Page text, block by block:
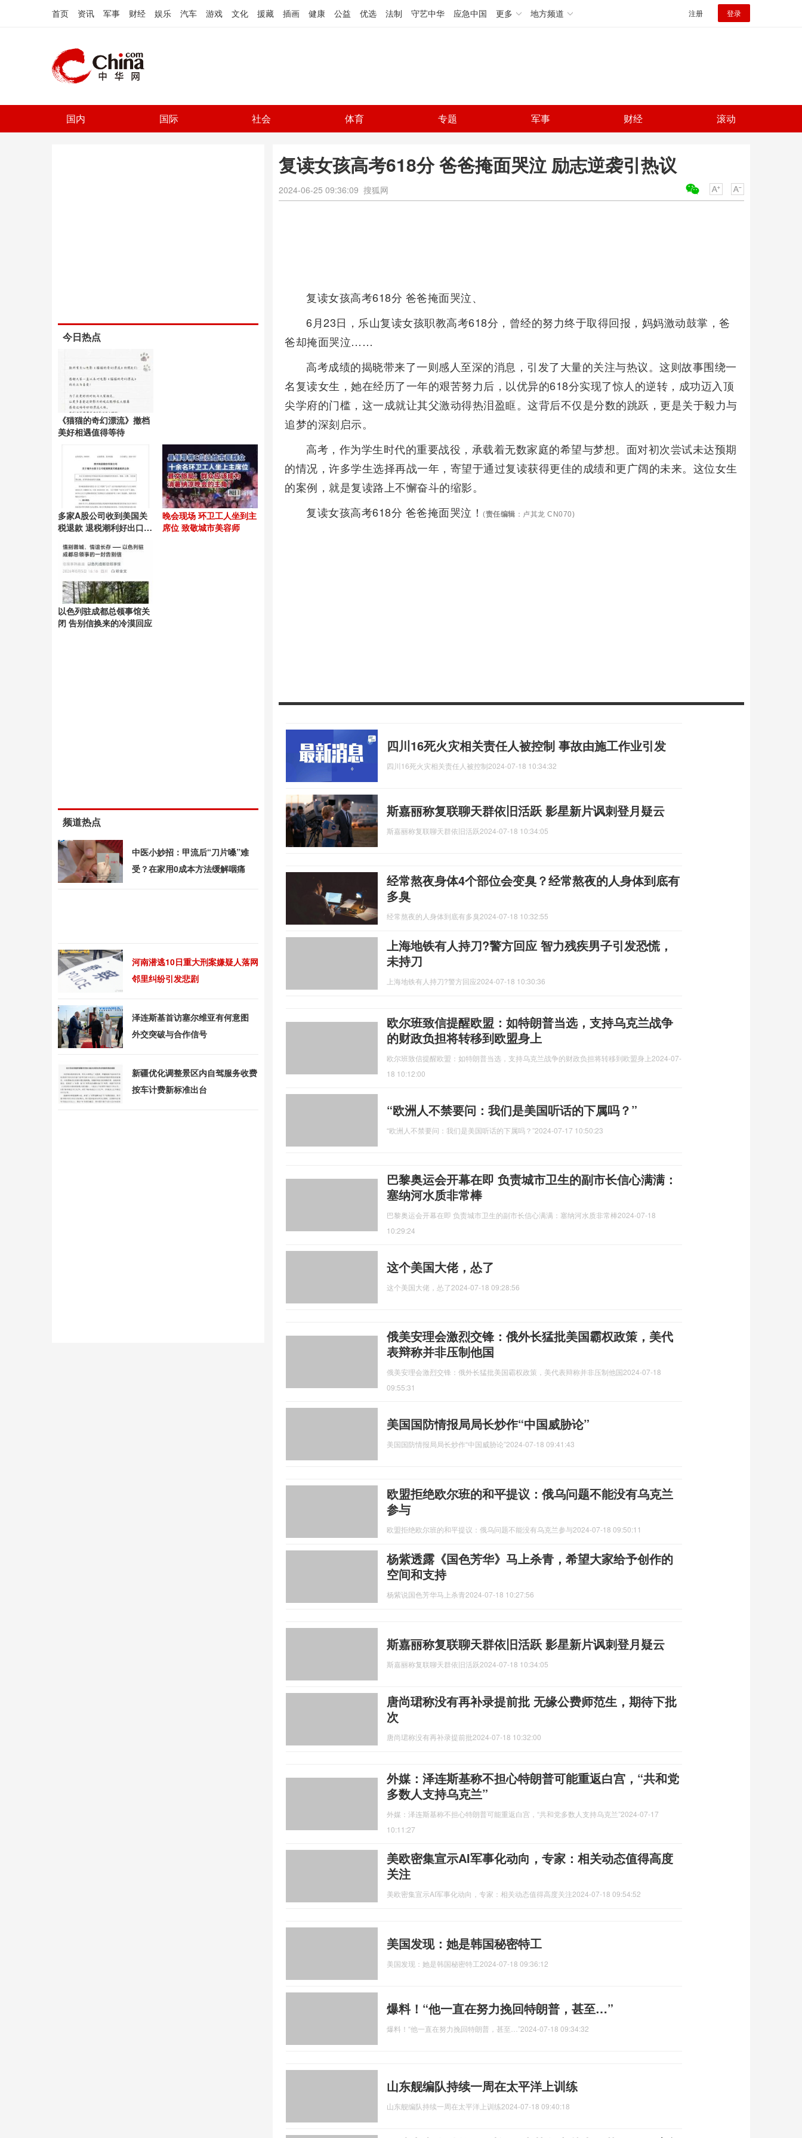
首页 资讯 军事 财经 娱乐 汽车 游戏 文化 援藏 插画 健康 公益 优选 法制 守艺中华 应急中国 更多 地方频道 注册 登录
国内 国际 社会 体育 专题 军事 财经 滚动
复读女孩高考618分 爸爸掩面哭泣 励志逆袭引热议
2024-06-25 09:36:09 搜狐网
复读女孩高考618分 爸爸掩面哭泣、
6月23日，乐山复读女孩职教高考618分，曾经的努力终于取得回报，妈妈激动鼓掌，爸
爸却掩面哭泣……
高考成绩的揭晓带来了一则感人至深的消息，引发了大量的关注与热议。这则故事围绕一
名复读女生，她在经历了一年的艰苦努力后，以优异的618分实现了惊人的逆转，成功迈入顶
尖学府的门槛，这一成就让其父激动得热泪盈眶。这背后不仅是分数的跳跃，更是关于毅力与
追梦的深刻启示。
高考，作为学生时代的重要战役，承载着无数家庭的希望与梦想。面对初次尝试未达预期
的情况，许多学生选择再战一年，寄望于通过复读获得更佳的成绩和更广阔的未来。这位女生
的案例，就是复读路上不懈奋斗的缩影。
复读女孩高考618分 爸爸掩面哭泣！ (责任编辑 ：卢其龙 CN070)
四川16死火灾相关责任人被控制 事故由施工作业引发
四川16死火灾相关责任人被控制2024-07-18 10:34:32
斯嘉丽称复联聊天群依旧活跃 影星新片讽刺登月疑云
斯嘉丽称复联聊天群依旧活跃2024-07-18 10:34:05
经常熬夜身体4个部位会变臭？经常熬夜的人身体到底有
多臭
经常熬夜的人身体到底有多臭2024-07-18 10:32:55
上海地铁有人持刀?警方回应 智力残疾男子引发恐慌，
未持刀
上海地铁有人持刀?警方回应2024-07-18 10:30:36
欧尔班致信提醒欧盟：如特朗普当选，支持乌克兰战争
的财政负担将转移到欧盟身上
欧尔班致信提醒欧盟：如特朗普当选，支持乌克兰战争的财政负担将转移到欧盟身上2024-07-
18 10:12:00
“欧洲人不禁要问：我们是美国听话的下属吗？”
“欧洲人不禁要问：我们是美国听话的下属吗？”2024-07-17 10:50:23
巴黎奥运会开幕在即 负责城市卫生的副市长信心满满：
塞纳河水质非常棒
巴黎奥运会开幕在即 负责城市卫生的副市长信心满满：塞纳河水质非常棒2024-07-18
10:29:24
这个美国大佬，怂了
这个美国大佬，怂了2024-07-18 09:28:56
俄美安理会激烈交锋：俄外长猛批美国霸权政策，美代
表辩称并非压制他国
俄美安理会激烈交锋：俄外长猛批美国霸权政策，美代表辩称并非压制他国2024-07-18
09:55:31
美国国防情报局局长炒作“中国威胁论”
美国国防情报局局长炒作“中国威胁论”2024-07-18 09:41:43
欧盟拒绝欧尔班的和平提议：俄乌问题不能没有乌克兰
参与
欧盟拒绝欧尔班的和平提议：俄乌问题不能没有乌克兰参与2024-07-18 09:50:11
杨紫透露《国色芳华》马上杀青，希望大家给予创作的
空间和支持
杨紫说国色芳华马上杀青2024-07-18 10:27:56
斯嘉丽称复联聊天群依旧活跃 影星新片讽刺登月疑云
斯嘉丽称复联聊天群依旧活跃2024-07-18 10:34:05
唐尚珺称没有再补录提前批 无缘公费师范生，期待下批
次
唐尚珺称没有再补录提前批2024-07-18 10:32:00
外媒：泽连斯基称不担心特朗普可能重返白宫，“共和党
多数人支持乌克兰”
外媒：泽连斯基称不担心特朗普可能重返白宫，“共和党多数人支持乌克兰”2024-07-17
10:11:27
美欧密集宣示AI军事化动向，专家：相关动态值得高度
关注
美欧密集宣示AI军事化动向，专家：相关动态值得高度关注2024-07-18 09:54:52
美国发现：她是韩国秘密特工
美国发现：她是韩国秘密特工2024-07-18 09:36:12
爆料！“他一直在努力挽回特朗普，甚至…”
爆料！“他一直在努力挽回特朗普，甚至…”2024-07-18 09:34:32
山东舰编队持续一周在太平洋上训练
山东舰编队持续一周在太平洋上训练2024-07-18 09:40:18
今日热点
《猫猫的奇幻漂流》撤档
美好相遇值得等待
多家A股公司收到美国关
税退款 退税潮利好出口企
晚会现场 环卫工人坐到主
席位 致敬城市美容师
以色列驻成都总领事馆关
闭 告别信换来的冷漠回应
频道热点
中医小妙招：甲流后“刀片嗓”难
受？在家用0成本方法缓解咽痛
河南潜逃10日重大刑案嫌疑人落网
邻里纠纷引发悲剧
泽连斯基首访塞尔维亚有何意图
外交突破与合作信号
新疆优化调整景区内自驾服务收费
按车计费新标准出台